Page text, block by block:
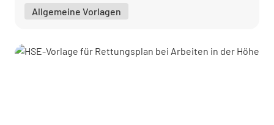
Allgemeine Vorlagen